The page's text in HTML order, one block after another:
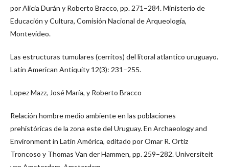
por Alicia Durán y Roberto Bracco, pp. 271–284. Ministerio de
Educación y Cultura, Comisión Nacional de Arqueología,
Montevideo.
Las estructuras tumulares (cerritos) del litoral atlantico uruguayo.
Latin American Antiquity 12(3): 231–255.
Lopez Mazz, José María, y Roberto Bracco
Relación hombre medio ambiente en las poblaciones
prehistóricas de la zona este del Uruguay. En Archaeology and
Environment in Latin América, editado por Omar R. Ortiz
Troncoso y Thomas Van der Hammen, pp. 259–282. Universiteit